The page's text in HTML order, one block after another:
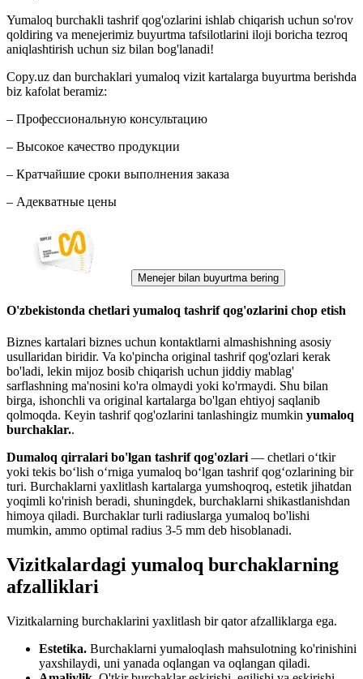
Yumaloq burchakli tashrif qog'ozlarini ishlab chiqarish uchun so'rov
qoldiring va menejerimiz buyurtma tafsilotlarini iloji boricha tezroq
aniqlashtirish uchun siz bilan bog'lanadi!
Copy.uz dan burchaklari yumaloq vizit kartalarga buyurtma berishda
biz kafolat beramiz:
– Профессиональную консультацию
– Высокое качество продукции
– Кратчайшие сроки выполнения заказа
– Адекватные цены
Menejer bilan buyurtma bering
O'zbekistonda chetlari yumaloq tashrif qog'ozlarini chop etish
Biznes kartalari biznes uchun kontaktlarni almashishning asosiy
usullaridan biridir. Va ko'pincha original tashrif qog'ozlari kerak
bo'ladi, lekin mijoz bosib chiqarish uchun jiddiy mablag'
sarflashning ma'nosini ko'ra olmaydi yoki ko'rmaydi. Shu bilan
birga, ishonchli va original kartalarga bo'lgan ehtiyoj saqlanib
qolmoqda. Keyin tashrif qog'ozlarini tanlashingiz mumkin yumaloq
burchaklar..
Dumaloq qirralari bo'lgan tashrif qog'ozlari — chetlari oʻtkir
yoki tekis boʻlish oʻrniga yumaloq boʻlgan tashrif qogʻozlarining bir
turi. Burchaklarni yaxlitlash kartalarga yumshoqroq, estetik jihatdan
yoqimli ko'rinish beradi, shuningdek, burchaklarni shikastlanishdan
himoya qiladi. Burchaklar turli radiuslarga yumaloq bo'lishi
mumkin, ammo optimal radius 3-5 mm deb hisoblanadi.
Vizitkalardagi yumaloq burchaklarning
afzalliklari
Vizitkalarning burchaklarini yaxlitlash bir qator afzalliklarga ega.
Estetika. Burchaklarni yumaloqlash mahsulotning ko'rinishini
yaxshilaydi, uni yanada oqlangan va oqlangan qiladi.